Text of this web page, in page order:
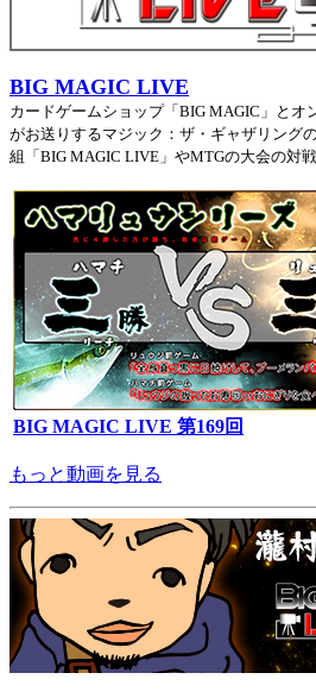
BIG MAGIC LIVE
カードゲームショップ「BIG MAGIC」とオ
がお送りするマジック：ザ・ギャザリング
組「­BIG MAGIC LIVE」やMTGの大会の対
BIG MAGIC LIVE 第169回
もっと動画を見る